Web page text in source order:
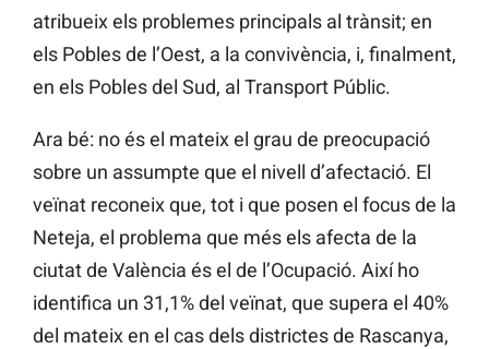
atribueix els problemes principals al trànsit; en
els Pobles de l’Oest, a la convivència, i, finalment,
en els Pobles del Sud, al Transport Públic.
Ara bé: no és el mateix el grau de preocupació
sobre un assumpte que el nivell d’afectació. El
veïnat reconeix que, tot i que posen el focus de la
Neteja, el problema que més els afecta de la
ciutat de València és el de l’Ocupació. Així ho
identifica un 31,1% del veïnat, que supera el 40%
del mateix en el cas dels districtes de Rascanya,